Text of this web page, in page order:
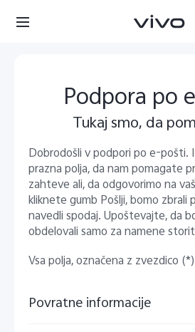
Podpora po
Tukaj smo, da
Dobrodošli v podpori po e-pošti.
prazna polja, da nam pomagate
zahteve ali, da odgovorimo na
kliknete gumb Pošlji, bomo zbrali
navedli spodaj. Upoštevajte, da
obdelovali samo za namene
Vsa polja, označena z zvezdico
Povratne informacije